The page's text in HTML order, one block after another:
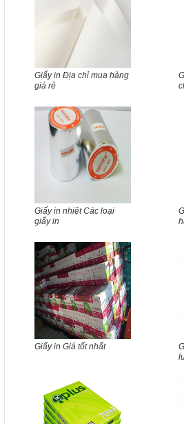
Giấy in Địa chỉ mua hàng
giá rẻ
Giấy in nhiệt Các loại
giấy in
Giấy in Giá tốt nhất